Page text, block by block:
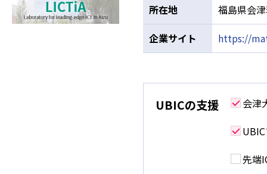
所在地
福島県会
企業サイト
https://
UBICの支援
会津
先端